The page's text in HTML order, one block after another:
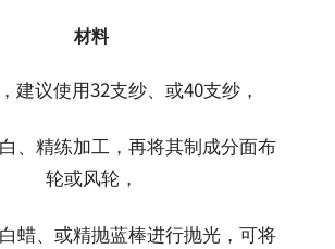
材料
建议使用32支纱、或40支纱，
、精练加工，再将其制成分面布
轮或风轮，
蜡、或精抛蓝棒进行抛光，可将